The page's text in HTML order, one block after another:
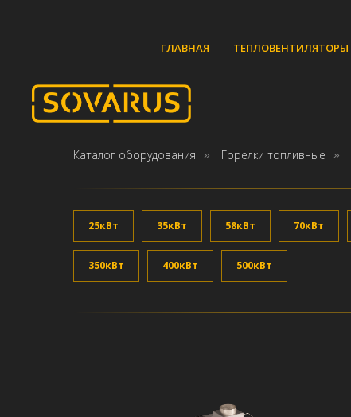
ГЛАВНАЯ ТЕПЛОВЕНТИЛЯТОРЫ
Каталог оборудования » Горелки топливные »
25кВт 35кВт 58кВт 70кВт
350кВт 400кВт 500кВт